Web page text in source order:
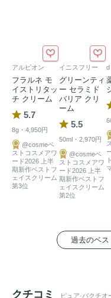
ザ・スキンシュプリー
だけを使用して
プレミアム成分でオー
す。
光に強いバクチオール
だけます。
肌に優しく、かつ素早
に、成分重視のビュー
成分重視のビューティ
ヴィーガンで速い効果
アルビオン
フラルネ モ
イストリタッ
チ クリーム
5.7
8g・4,950円
@cosmeベ
ストコスメアワ
ード2026 上半
期新作ベストフ
ェイスクリーム
第3位
イニスフリー
グリーンティ
ー セラミド
バリア クリ
ーム
5.5
50ml・2,970円
@cosmeベ
ストコスメアワ
ード2026 上半
期新作ベストフ
ェイスクリーム
第2位
d
過去のベ
クチコミ ピュア·バクチオ